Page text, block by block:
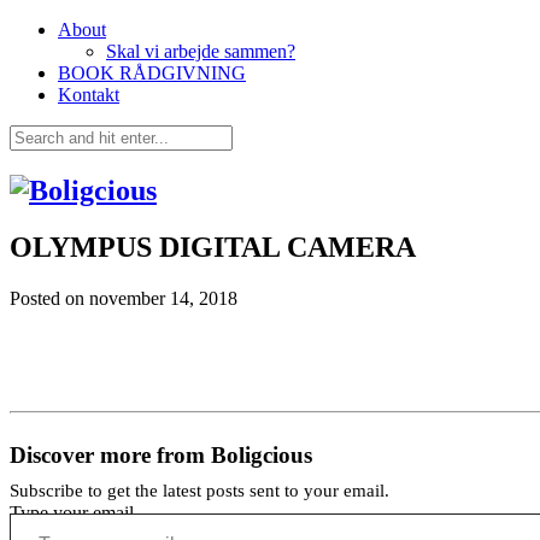
About
Skal vi arbejde sammen?
BOOK RÅDGIVNING
Kontakt
OLYMPUS DIGITAL CAMERA
Posted on november 14, 2018
Discover more from Boligcious
Subscribe to get the latest posts sent to your email.
Type your email…